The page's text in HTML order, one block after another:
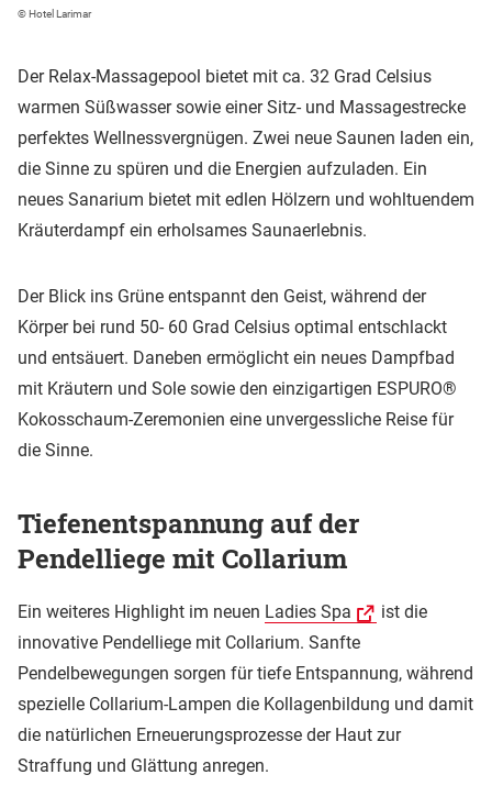
© Hotel Larimar
Der Relax-Massagepool bietet mit ca. 32 Grad Celsius
warmen Süßwasser sowie einer Sitz- und Massagestrecke
perfektes Wellnessvergnügen. Zwei neue Saunen laden ein,
die Sinne zu spüren und die Energien aufzuladen. Ein
neues Sanarium bietet mit edlen Hölzern und wohltuendem
Kräuterdampf ein erholsames Saunaerlebnis.
Der Blick ins Grüne entspannt den Geist, während der
Körper bei rund 50- 60 Grad Celsius optimal entschlackt
und entsäuert. Daneben ermöglicht ein neues Dampfbad
mit Kräutern und Sole sowie den einzigartigen ESPURO®
Kokosschaum-Zeremonien eine unvergessliche Reise für
die Sinne.
Tiefenentspannung auf der
Pendelliege mit Collarium
Ein weiteres Highlight im neuen Ladies Spa
ist die
innovative Pendelliege mit Collarium. Sanfte
Pendelbewegungen sorgen für tiefe Entspannung, während
spezielle Collarium-Lampen die Kollagenbildung und damit
die natürlichen Erneuerungsprozesse der Haut zur
Straffung und Glättung anregen.